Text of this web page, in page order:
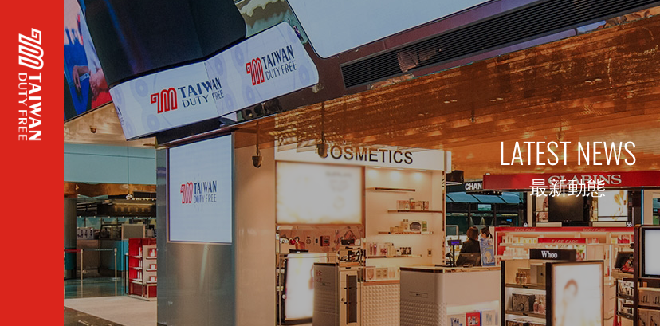
主標
題
LATEST NEWS
最新動態